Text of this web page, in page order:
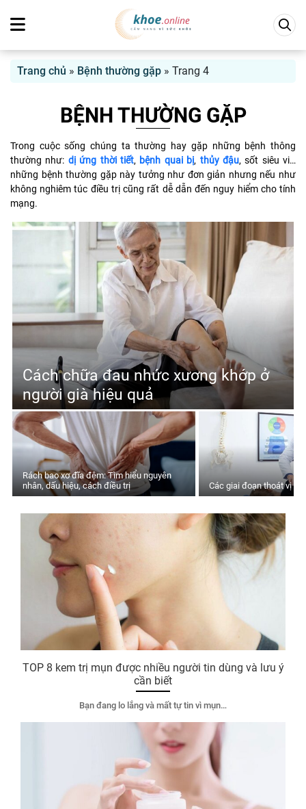
Trang chủ » Bệnh thường gặp » Trang 4
BỆNH THƯỜNG GẶP
Trong cuộc sống chúng ta thường hay gặp những bệnh thông
thường như: dị ứng thời tiết, bệnh quai bị, thủy đậu, sốt siêu vi…
những bệnh thường gặp này tưởng như đơn giản nhưng nếu như
không nghiêm túc điều trị cũng rất dễ dẫn đến nguy hiểm cho tính
mạng.
Cách chữa đau nhức xương khớp ở
người già hiệu quả
Rách bao xơ đĩa đệm: Tìm hiểu nguyên
nhân, dấu hiệu, cách điều trị
Các giai đoạn thoát vị
TOP 8 kem trị mụn được nhiều người tin dùng và lưu ý
cần biết
Bạn đang lo lắng và mất tự tin vì mụn…